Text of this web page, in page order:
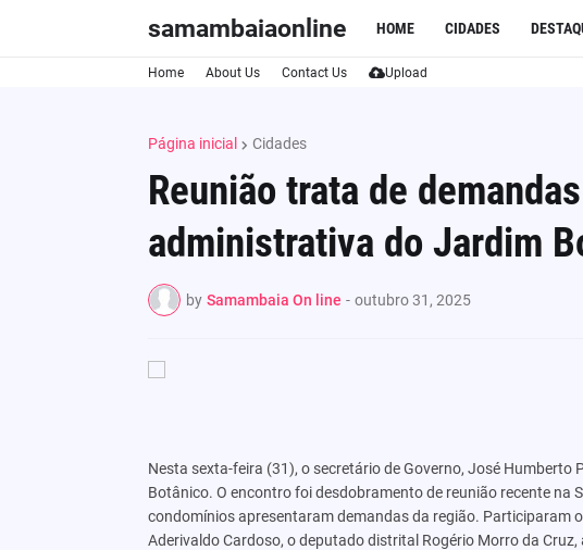
samambaiaonline HOME CIDADES
Home About Us Contact Us Upload
Página inicial Cidades
Reunião trata de
administrativa do Jardim
by Samambaia On line - outubro 31, 2025
Nesta sexta-feira (31), o secretário de Governo, José Humberto
Botânico. O encontro foi desdobramento de reunião recente na
condomínios apresentaram demandas da região. Participaram
Aderivaldo Cardoso, o deputado distrital Rogério Morro da